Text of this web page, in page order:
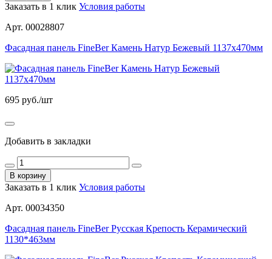
Заказать в 1 клик Условия работы
Арт. 00028807
Фасадная панель FineBer Камень Натур Бежевый 1137х470мм
695 руб./шт
Добавить в закладки
В корзину
Заказать в 1 клик Условия работы
Арт. 00034350
Фасадная панель FineBer Русская Крепость Керамический
1130*463мм